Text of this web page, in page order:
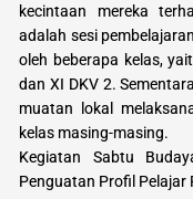
kecintaan mereka
adalah sesi
oleh beberapa kelas,
dan XI DKV 2.
muatan lokal
kelas masing-masing.
Kegiatan Sabtu
Penguatan Profil Pelajar